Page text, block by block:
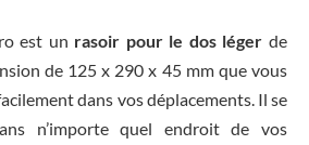
est un rasoir pour le dos léger de
de 125 x 290 x 45 mm que vous
dans vos déplacements. Il se
n’importe quel endroit de vos